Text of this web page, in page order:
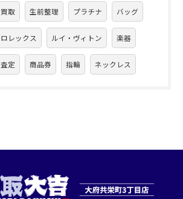
買取 生前整理 プラチナ バッグ
ロレックス ルイ・ヴィトン 楽器
査定 商品券 指輪 ネックレス